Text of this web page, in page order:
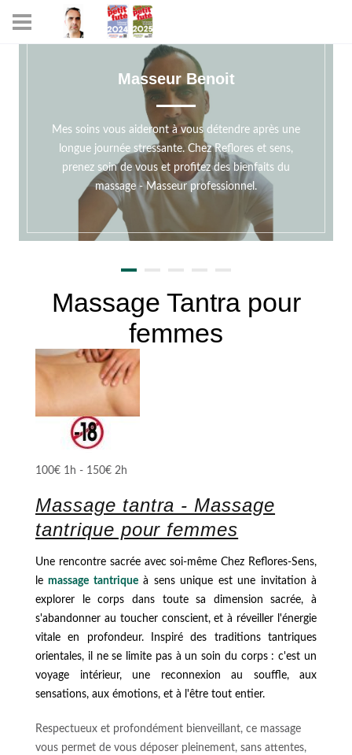
Masseur Benoit
Mes soins vous aideront à vous détendre après une
longue journée stressante. Chez Reflores et sens,
prenez soin de vous et profitez des bienfaits du
massage - Masseur professionnel.
Massage Tantra pour
femmes
100€ 1h - 150€ 2h
Massage tantra - Massage
tantrique pour femmes
Une rencontre sacrée avec soi-même Chez Reflores-Sens,
lemassage tantriqueà sens unique est une invitation à
explorer le corps dans toute sa dimension sacrée, à
s'abandonner au toucher conscient, et à réveiller l'énergie
vitale en profondeur. Inspiré des traditions tantriques
orientales, il ne se limite pas à un soin du corps : c'est un
voyage intérieur, une reconnexion au souffle, aux
sensations, aux émotions, et à l'être tout entier.
Respectueux et profondément bienveillant, ce massage
vous permet de vous déposer pleinement, sans attentes,